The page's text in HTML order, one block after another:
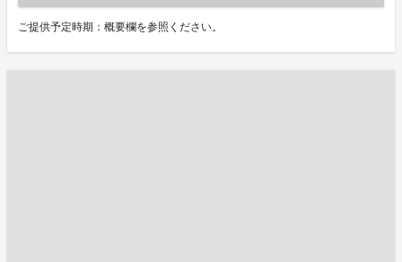
ご提供予定時期：概要欄を参照ください。